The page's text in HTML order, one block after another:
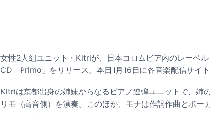
女性2人組ユニット・Kitriが、日本コロムビア内のレーベ
CD「Primo」をリリース。本日1月16日に各音楽配信サイ
Kitriは京都出身の姉妹からなるピアノ連弾ユニットで、姉
リモ（高音側）を演奏。このほか、モナは作詞作曲とボー